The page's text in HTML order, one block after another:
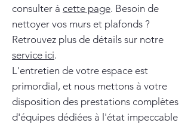
consulter à cette page. Besoin de
nettoyer vos murs et plafonds ?
Retrouvez plus de détails sur notre
service ici.
L'entretien de votre espace est
primordial, et nous mettons à votre
disposition des prestations complètes
d'équipes dédiées à l'état impeccable